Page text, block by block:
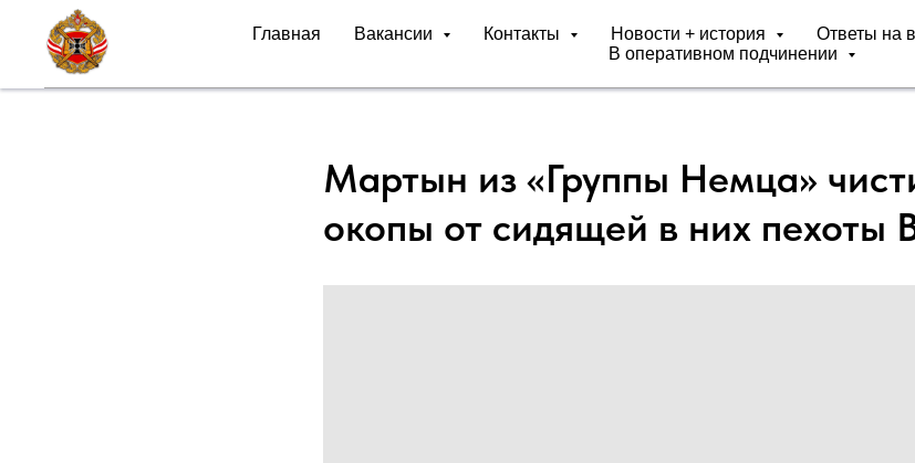
Главная Вакансии Контакты Новости + история Ответы на
В оперативном подчинении
Мартын из «Группы Немца»
окопы от сидящей в них пехоты